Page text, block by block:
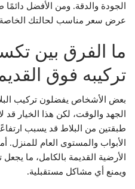
الجودة والدقة. ومن الأفضل
عرض سعر مناسب لحالتك
ما الفرق بين
تركيبه فوق
بعض الأشخاص يفضلون تركيب
الجهد والوقت، لكن هذا الخيار قد
طبقتين من البلاط قد يسبب
الأبواب والمستوى العام للمنزل.
الأرضية القديمة بالكامل، ما يجعل
ويمنع أي مشاكل مستقبلية.